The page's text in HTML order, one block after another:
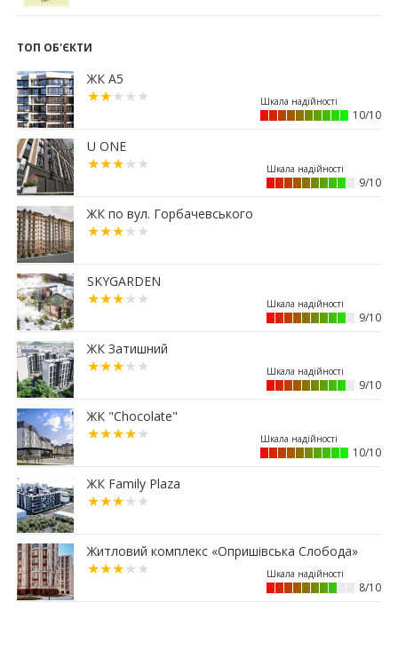
за 7 млн грн
11:23
Вибір меблів для маленьких квартир: актуальні
рішення 2026 року
15:12
Житловий район “Княгинин” – від
архітектурного задуму до повноцінного
міського середовища
15:38
Альтернатива депозитам: скільки можна
заробити на купівлі паркомісця у Франківську
12:52
Мешканці одного з мікрорайонів Франківська
вимагають перевірити чергову будову
13:40
Квартири здорожчали на 14%: скільки тепер
коштує житло у Франківську
25.06.2026
11:36
Ваша мрія отримала адресу: біля Veles Mall
з’явиться новий квартал Dreamland
24.06.2026
11:04
Що буде з історичною бруківкою, яку
демонтували у Франківську
10:42
Купівля житла за держпрограмами
ускладнилася через оцінку нерухомості
09:00
Скільки податку сплатили власники
ТОП ОБ'ЄКТИ
ЖК А5
10/10
U ONE
9/10
ЖК по вул. Горбачевського
SKYGARDEN
9/10
ЖК Затишний
9/10
ЖК "Chocolate"
10/10
ЖК Family Plaza
Житловий комплекс «Опришівська Слобода»
8/10